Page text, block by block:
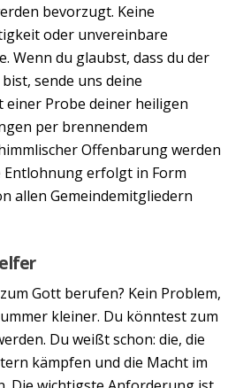
bevorzugt. Keine
oder unvereinbare
Wenn du glaubst, dass du der
sende uns deine
einer Probe deiner heiligen
per brennendem
Offenbarung werden
Entlohnung erfolgt in Form
allen Gemeindemitgliedern
Gott berufen? Kein Problem,
kleiner. Du könntest zum
Du weißt schon: die, die
kämpfen und die Macht im